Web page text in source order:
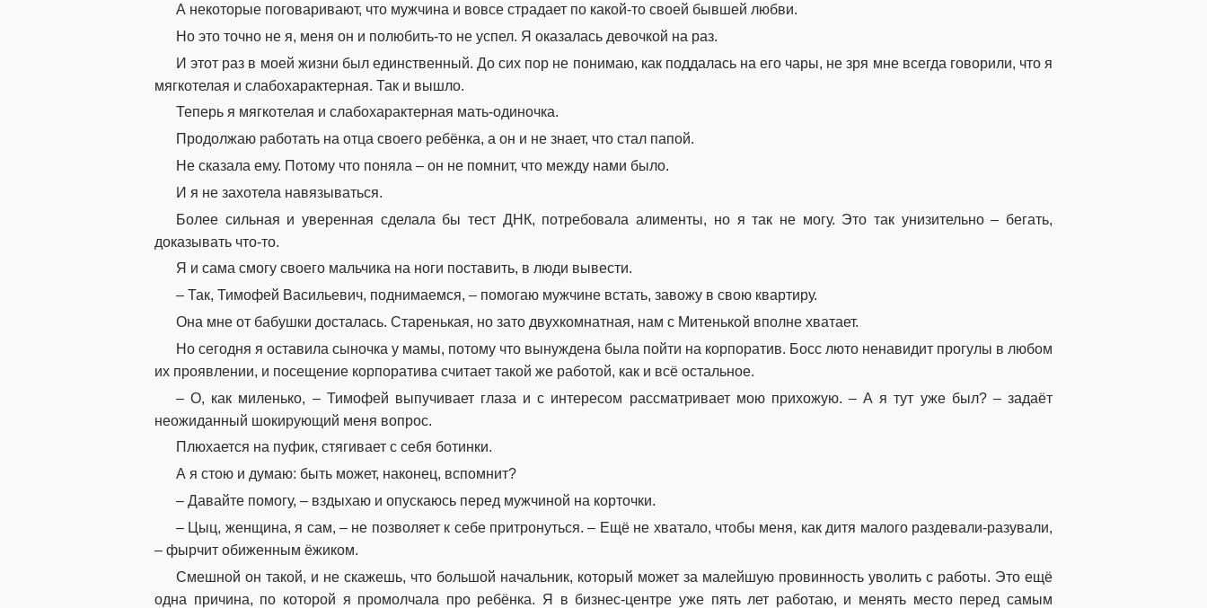
А некоторые поговаривают, что мужчина и вовсе страдает по какой-то своей бывшей любви.
Но это точно не я, меня он и полюбить-то не успел. Я оказалась девочкой на раз.
И этот раз в моей жизни был единственный. До сих пор не понимаю, как поддалась на его чары, не зря мне всегда говорили, что я
мягкотелая и слабохарактерная. Так и вышло.
Теперь я мягкотелая и слабохарактерная мать-одиночка.
Продолжаю работать на отца своего ребёнка, а он и не знает, что стал папой.
Не сказала ему. Потому что поняла – он не помнит, что между нами было.
И я не захотела навязываться.
Более сильная и уверенная сделала бы тест ДНК, потребовала алименты, но я так не могу. Это так унизительно – бегать,
доказывать что-то.
Я и сама смогу своего мальчика на ноги поставить, в люди вывести.
– Так, Тимофей Васильевич, поднимаемся, – помогаю мужчине встать, завожу в свою квартиру.
Она мне от бабушки досталась. Старенькая, но зато двухкомнатная, нам с Митенькой вполне хватает.
Но сегодня я оставила сыночка у мамы, потому что вынуждена была пойти на корпоратив. Босс люто ненавидит прогулы в любом
их проявлении, и посещение корпоратива считает такой же работой, как и всё остальное.
– О, как миленько, – Тимофей выпучивает глаза и с интересом рассматривает мою прихожую. – А я тут уже был? – задаёт
неожиданный шокирующий меня вопрос.
Плюхается на пуфик, стягивает с себя ботинки.
А я стою и думаю: быть может, наконец, вспомнит?
– Давайте помогу, – вздыхаю и опускаюсь перед мужчиной на корточки.
– Цыц, женщина, я сам, – не позволяет к себе притронуться. – Ещё не хватало, чтобы меня, как дитя малого раздевали-разували,
– фырчит обиженным ёжиком.
Смешной он такой, и не скажешь, что большой начальник, который может за малейшую провинность уволить с работы. Это ещё
одна причина, по которой я промолчала про ребёнка. Я в бизнес-центре уже пять лет работаю, и менять место перед самым